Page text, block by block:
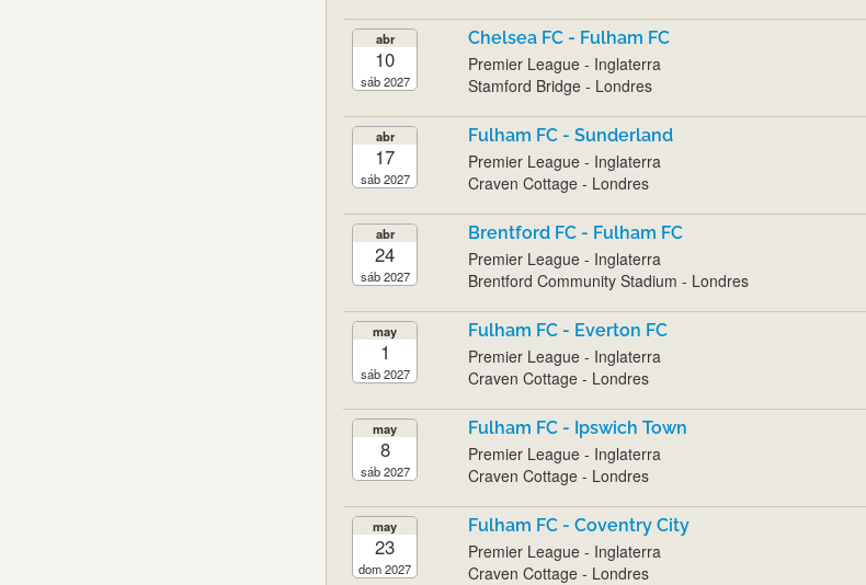
abr
10
sáb 2027
Chelsea FC - Fulham FC
Premier League - Inglaterra
Stamford Bridge - Londres
abr
17
sáb 2027
Fulham FC - Sunderland
Premier League - Inglaterra
Craven Cottage - Londres
abr
24
sáb 2027
Brentford FC - Fulham FC
Premier League - Inglaterra
Brentford Community Stadium - Londres
may
1
sáb 2027
Fulham FC - Everton FC
Premier League - Inglaterra
Craven Cottage - Londres
may
8
sáb 2027
Fulham FC - Ipswich Town
Premier League - Inglaterra
Craven Cottage - Londres
may
23
dom 2027
Fulham FC - Coventry City
Premier League - Inglaterra
Craven Cottage - Londres